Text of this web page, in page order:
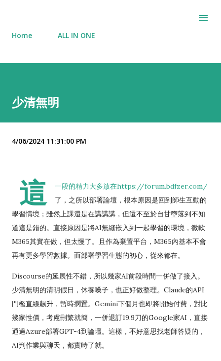
Home ALL IN ONE
少清無明
4/06/2024 11:31:00 PM
這
一段的精力大多放在https://forum.bdfzer.com/
了，之所以部署論壇，根本原因是回到師生互動的
學習情境；雖然上課還是在講講講，但還不至於自甘墮落到不知
道這是錯的。直接原因是將AI無縫嵌入到一起學習的環境，微軟
M365其實在做，但太慢了。且作為棄置平台，M365內基本不會
再有更多學習數據。而部署學習生態的初心，從來都在。
Discourse的延展性不錯，所以幾家AI前段時間一併做了接入。
少清無明的清明假日，休養嗓子，也正好做整理。Claude的API
門檻直線飆升，暫時擱置。Gemini下個月也即將開始付費，對比
幾家性價，考慮刪繁就簡，一併退訂19.9刀的Google家AI，直接
通過Azure部署GPT-4到論壇。這樣，不好意思找老師答疑的，
AI判作業與聊天，都實時了就。